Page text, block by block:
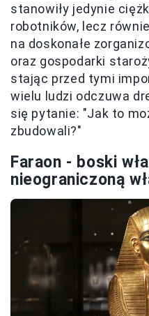
stanowiły jedynie
robotników, lecz
na doskonałe
oraz gospodarki
stając przed tymi
wielu ludzi odczuwa
się pytanie: "Jak to
zbudowali?"
Faraon - boski
nieograniczoną